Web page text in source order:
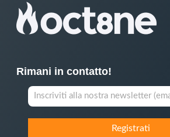
Rimani in contatto!